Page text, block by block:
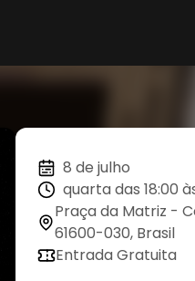
8 de julho
quarta das 18:00
Praça da Matriz -
61600-030, Brasil
Entrada Gratuita